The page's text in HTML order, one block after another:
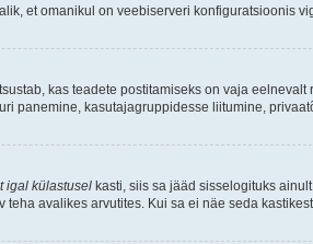
et omanikul on veebiserveri konfiguratsioonis
kas teadete postitamiseks on vaja
panemine, kasutajagruppidesse liitumine,
igal külastusel kasti, siis sa jääd sisselogituks
teha avalikes arvutites. Kui sa ei näe seda